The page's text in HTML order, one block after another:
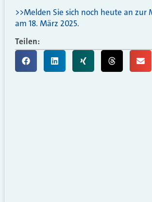
>>Melden Sie sich noch heute an zur
am 18. März 2025.
Teilen: